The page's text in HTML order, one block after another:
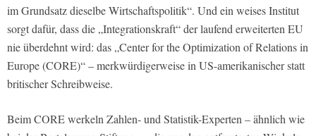
im Grundsatz dieselbe Wirtschaftspolitik“. Und ein weises Institut
sorgt dafür, dass die „Integrationskraft“ der laufend erweiterten EU
nie überdehnt wird: das „Center for the Optimization of Relations in
Europe (CORE)“ – merkwürdigerweise in US-amerikanischer statt
britischer Schreibweise.
Beim CORE werkeln Zahlen- und Statistik-Experten – ähnlich wie